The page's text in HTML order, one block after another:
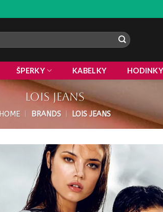
ŠPERKY KABELKY HODINKY
Lois Jeans
HOME BRANDS LOIS JEANS